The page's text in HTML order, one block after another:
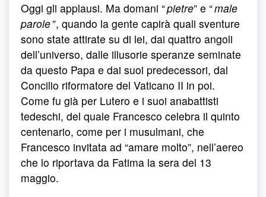
Oggi gli applausi. Ma domani “pietre” e “male
parole”, quando la gente capirà quali sventure
sono state attirate su di lei, dai quattro angoli
dell’universo, dalle illusorie speranze seminate
da questo Papa e dai suoi predecessori, dal
Concilio riformatore del Vaticano II in poi.
Come fu già per Lutero e i suoi anabattisti
tedeschi, del quale Francesco celebra il quinto
centenario, come per i musulmani, che
Francesco invitata ad “amare molto”, nell’aereo
che lo riportava da Fatima la sera del 13
maggio.